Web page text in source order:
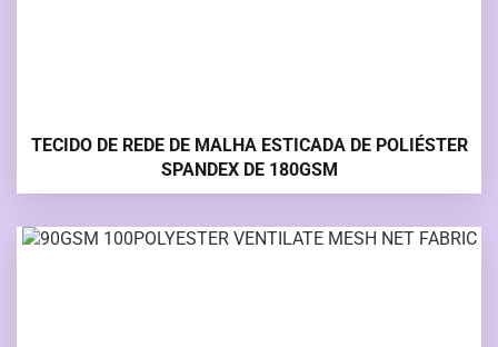
TECIDO DE REDE DE MALHA ESTICADA DE POLIÉSTER
SPANDEX DE 180GSM